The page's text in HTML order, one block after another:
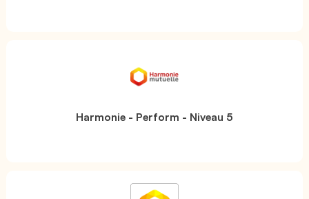
Harmonie - Perform - Niveau 5